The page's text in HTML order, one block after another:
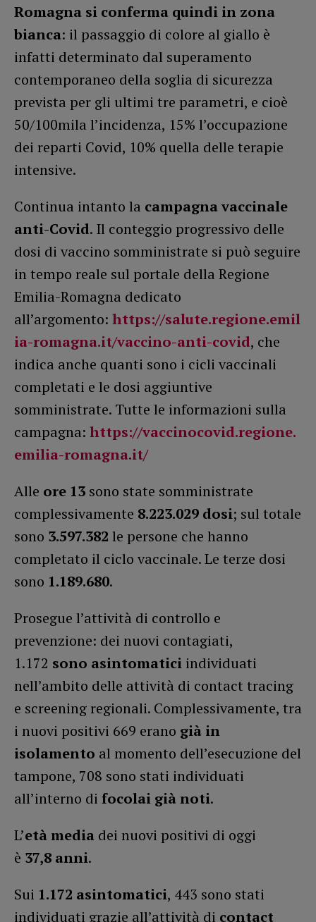
Romagna si conferma quindi in zona
bianca: il passaggio di colore al giallo è
infatti determinato dal superamento
contemporaneo della soglia di sicurezza
prevista per gli ultimi tre parametri, e cioè
50/100mila l’incidenza, 15% l’occupazione
dei reparti Covid, 10% quella delle terapie
intensive.
Continua intanto la campagna vaccinale
anti-Covid. Il conteggio progressivo delle
dosi di vaccino somministrate si può seguire
in tempo reale sul portale della Regione
Emilia-Romagna dedicato
all’argomento: https://salute.regione.emil
ia-romagna.it/vaccino-anti-covid, che
indica anche quanti sono i cicli vaccinali
completati e le dosi aggiuntive
somministrate. Tutte le informazioni sulla
campagna: https://vaccinocovid.regione.
emilia-romagna.it/
Alle ore 13 sono state somministrate
complessivamente 8.223.029 dosi; sul totale
sono 3.597.382 le persone che hanno
completato il ciclo vaccinale. Le terze dosi
sono 1.189.680.
Prosegue l’attività di controllo e
prevenzione: dei nuovi contagiati,
1.172 sono asintomatici individuati
nell’ambito delle attività di contact tracing
e screening regionali. Complessivamente, tra
i nuovi positivi 669 erano già in
isolamento al momento dell’esecuzione del
tampone, 708 sono stati individuati
all’interno di focolai già noti.
L’età media dei nuovi positivi di oggi
è 37,8 anni.
Sui 1.172 asintomatici, 443 sono stati
individuati grazie all’attività di contact